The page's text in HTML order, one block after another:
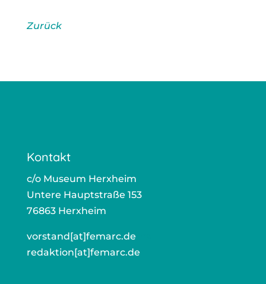
Zurück
Kontakt
c/o Muse­um Herx­heim
Unte­re Haupt­stra­ße 153
76863 Herx­heim
vorstand[at]femarc.de
redaktion[at]femarc.de